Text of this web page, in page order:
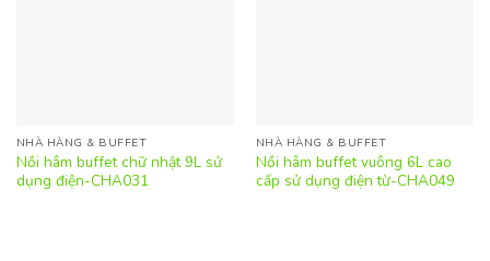
NHÀ HÀNG & BUFFET
Nồi hâm buffet chữ nhật 9L sử
dụng điện-CHA031
NHÀ HÀNG & BUFFET
Nồi hâm buffet vuông 6L cao
cấp sử dụng điện từ-CHA049